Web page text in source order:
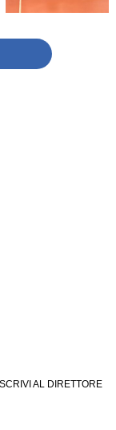
SCRIVI AL DIRETTORE